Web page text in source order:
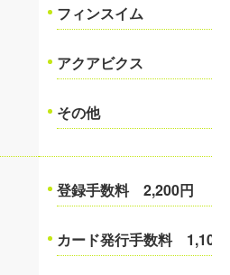
フィンスイム
アクアビクス
その他
登録手数料 2,200円
カード発行手数料 1,100